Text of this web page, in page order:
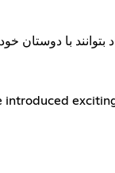
بتوانند با